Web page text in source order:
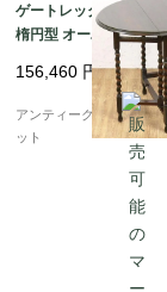
ゲートレッグテーブル
楕円型 オーバル ツイス
トレッグ オーク材 アン
ティーク イギリス製 伝
統的 クラシック
156,460 円
アンティークブルーパロ
ット